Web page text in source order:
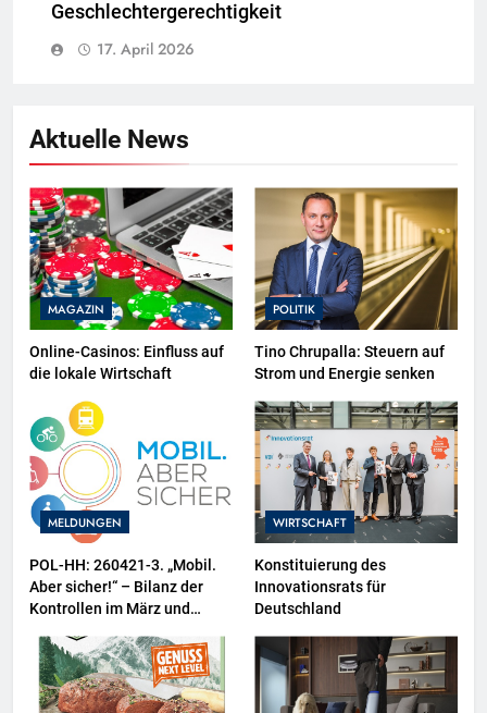
Geschlechtergerechtigkeit
17. April 2026
Aktuelle News
MAGAZIN
Online-Casinos: Einfluss auf
die lokale Wirtschaft
POLITIK
Tino Chrupalla: Steuern auf
Strom und Energie senken
MELDUNGEN
POL-HH: 260421-3. „Mobil.
Aber sicher!“ – Bilanz der
Kontrollen im März und
Schwerpunktthema im April
WIRTSCHAFT
Konstituierung des
Innovationsrats für
Deutschland